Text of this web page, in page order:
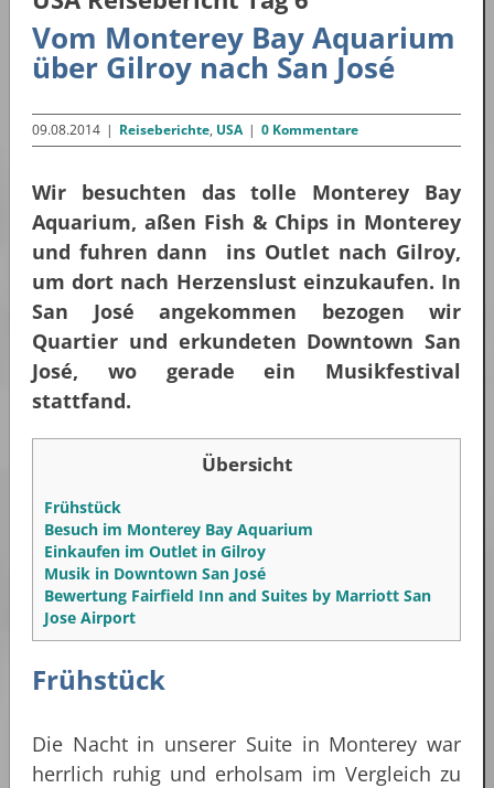
Vom Monterey Bay Aquarium
über Gilroy nach San José
09.08.2014 | Reiseberichte, USA | 0 Kommentare
Wir besuchten das tolle Monterey Bay
Aquarium, aßen Fish & Chips in Monterey
und fuhren dann ins Outlet nach Gilroy,
um dort nach Herzenslust einzukaufen. In
San José angekommen bezogen wir
Quartier und erkundeten Downtown San
José, wo gerade ein Musikfestival
stattfand.
Übersicht
Frühstück
Besuch im Monterey Bay Aquarium
Einkaufen im Outlet in Gilroy
Musik in Downtown San José
Bewertung Fairfield Inn and Suites by Marriott San
Jose Airport
Frühstück
Die Nacht in unserer Suite in Monterey war
herrlich ruhig und erholsam im Vergleich zu